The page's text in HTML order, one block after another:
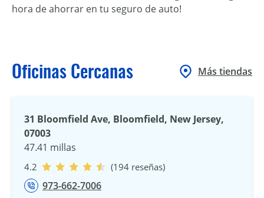
hora de ahorrar en tu seguro de auto!
Oficinas Cercanas Más tiendas
31 Bloomfield Ave, Bloomfield, New Jersey,
07003
47.41 millas
4.2 (194 reseñas)
973-662-7006